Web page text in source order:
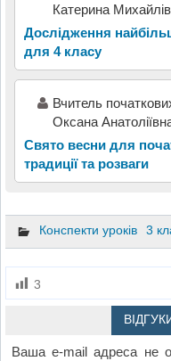
Катерина
Дослідження
для 4 класу
Вчитель
Оксана
Свято весни для
традиції та розваги
Конспекти уроків 3
3
Ваша e-mail адреса не